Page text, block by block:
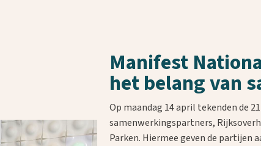
Manifest
het belang van
Op maandag 14 april tekenden de
samenwerkingspartners,
Parken. Hiermee geven de partijen